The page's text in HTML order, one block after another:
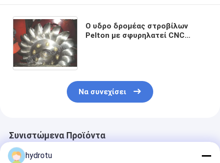
Ο υδρο δρομέας στροβίλων
Pelton με σφυρηλατεί CNC
Να συνεχίσει
Συνιστώμενα Προϊόντα
hydrotu